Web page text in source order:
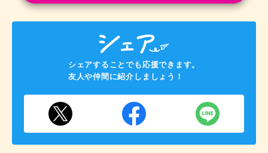
シェアすることでも応援できます。
友人や仲間に紹介しましょう！